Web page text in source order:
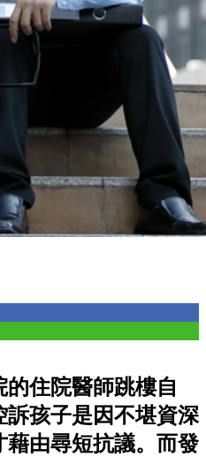
住院醫師跳樓自
孩子是因不堪資深
由尋短抗議。而發